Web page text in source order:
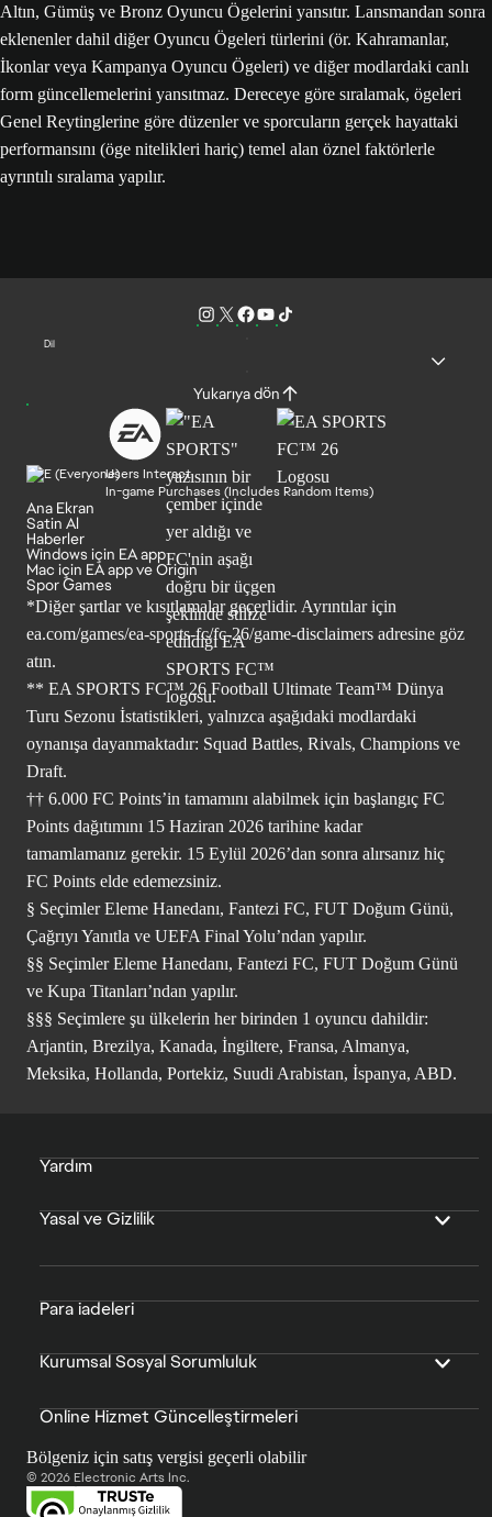
Altın, Gümüş ve Bronz Oyuncu Ögelerini yansıtır. Lansmandan sonra
eklenenler dahil diğer Oyuncu Ögeleri türlerini (ör. Kahramanlar,
İkonlar veya Kampanya Oyuncu Ögeleri) ve diğer modlardaki canlı
form güncellemelerini yansıtmaz. Dereceye göre sıralamak, ögeleri
Genel Reytinglerine göre düzenler ve sporcuların gerçek hayattaki
performansını (öge nitelikleri hariç) temel alan öznel faktörlerle
ayrıntılı sıralama yapılır.
Dil
Yukarıya dön
Users Interact
In-game Purchases (Includes Random Items)
Ana Ekran
Satin Al
Haberler
Windows için EA app
Mac için EA app ve Origin
Spor Games
*Diğer şartlar ve kısıtlamalar geçerlidir. Ayrıntılar için
ea.com/games/ea-sports-fc/fc-26/game-disclaimers adresine göz
atın.
** EA SPORTS FC™ 26 Football Ultimate Team™ Dünya
Turu Sezonu İstatistikleri, yalnızca aşağıdaki modlardaki
oynanışa dayanmaktadır: Squad Battles, Rivals, Champions ve
Draft.
†† 6.000 FC Points’in tamamını alabilmek için başlangıç FC
Points dağıtımını 15 Haziran 2026 tarihine kadar
tamamlamanız gerekir. 15 Eylül 2026’dan sonra alırsanız hiç
FC Points elde edemezsiniz.
§ Seçimler Eleme Hanedanı, Fantezi FC, FUT Doğum Günü,
Çağrıyı Yanıtla ve UEFA Final Yolu’ndan yapılır.
§§ Seçimler Eleme Hanedanı, Fantezi FC, FUT Doğum Günü
ve Kupa Titanları’ndan yapılır.
§§§ Seçimlere şu ülkelerin her birinden 1 oyuncu dahildir:
Arjantin, Brezilya, Kanada, İngiltere, Fransa, Almanya,
Meksika, Hollanda, Portekiz, Suudi Arabistan, İspanya, ABD.
Yardım
Yasal ve Gizlilik
Para iadeleri
Kurumsal Sosyal Sorumluluk
Online Hizmet Güncelleştirmeleri
Bölgeniz için satış vergisi geçerli olabilir
© 2026 Electronic Arts Inc.